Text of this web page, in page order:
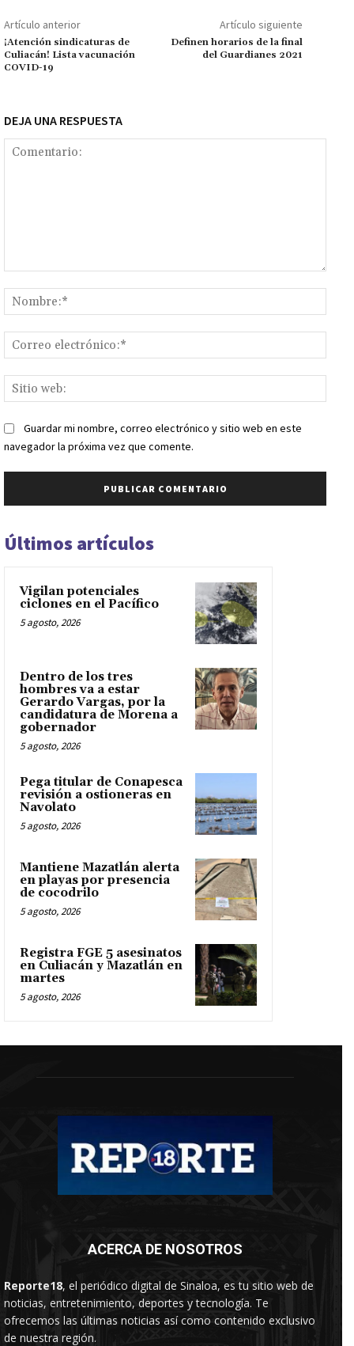
o
k
p
p
ge
r
m Li
n
k
p
ar
tir
Artículo anterior
¡Atención sindicaturas de
Culiacán! Lista vacunación
COVID-19
Artículo siguiente
Definen horarios de la final
del Guardianes 2021
DEJA UNA RESPUESTA
web:
Guardar mi nombre, correo electrónico y sitio web en este
navegador la próxima vez que comente.
Últimos artículos
Vigilan potenciales
ciclones en el Pacífico
5 agosto, 2026
Dentro de los tres
hombres va a estar
Gerardo Vargas, por la
candidatura de Morena a
gobernador
5 agosto, 2026
Pega titular de Conapesca
revisión a ostioneras en
Navolato
5 agosto, 2026
Mantiene Mazatlán alerta
en playas por presencia
de cocodrilo
5 agosto, 2026
Registra FGE 5 asesinatos
en Culiacán y Mazatlán en
martes
5 agosto, 2026
ACERCA DE NOSOTROS
Reporte18, el periódico digital de Sinaloa, es tu sitio web de
noticias, entretenimiento, deportes y tecnología. Te
ofrecemos las últimas noticias así como contenido exclusivo
de nuestra región.